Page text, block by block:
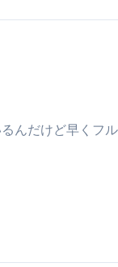
業用（ニトリ
格の考え方・失
電動まで、硬い
食文化”
んだけど早くフ